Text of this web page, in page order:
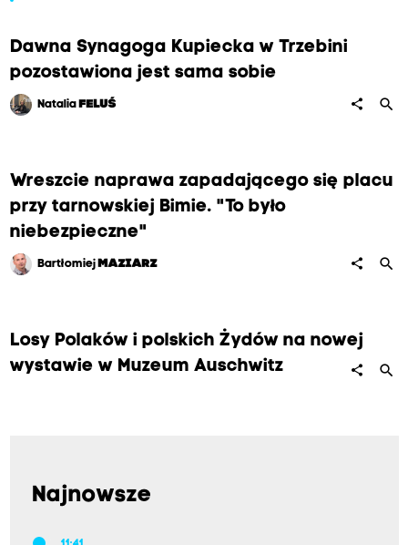
Dawna Synagoga Kupiecka w Trzebini
pozostawiona jest sama sobie
Natalia FELUŚ share search
Wreszcie naprawa zapadającego się placu
przy tarnowskiej Bimie. "To było
niebezpieczne"
Bartłomiej MAZIARZ share search
Losy Polaków i polskich Żydów na nowej
wystawie w Muzeum Auschwitz
share search
Najnowsze